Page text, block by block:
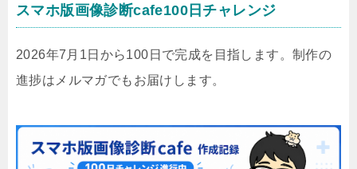
スマホ版画像診断cafe100日チャレンジ
2026年7月1日から100日で完成を目指します。制作の
進捗はメルマガでもお届けします。